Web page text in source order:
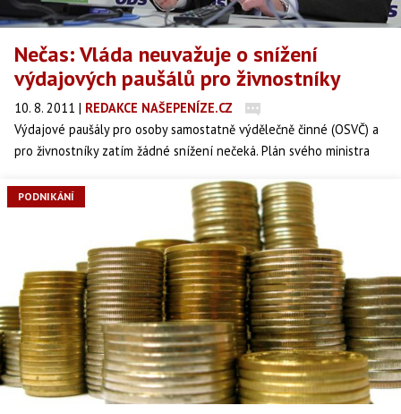
Nečas: Vláda neuvažuje o snížení
výdajových paušálů pro živnostníky
10. 8. 2011 | REDAKCE NAŠEPENÍZE.CZ
Výdajové paušály pro osoby samostatně výdělečně činné (OSVČ) a
pro živnostníky zatím žádné snížení nečeká. Plán svého ministra
Nečas (ODS) s tím, že jde pouze o úvahy, kterými se kabinet dosud
PODNIKÁNÍ